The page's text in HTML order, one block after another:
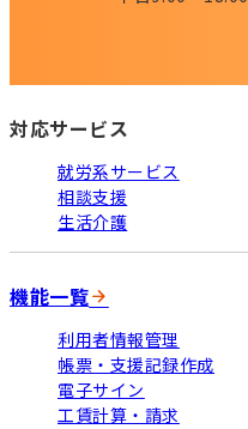
対応サービス
就労系サービス
相談支援
生活介護
機能一覧
利用者情報管理
帳票・支援記録作成
電子サイン
工賃計算・請求